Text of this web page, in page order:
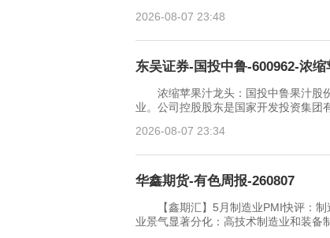
2026-08-07 23:48
东吴证券-国投中鲁-600962-浓
浓缩苹果汁龙头：国投中鲁果汁股份
业。公司控股股东是国家开发投资集团
2026-08-07 23:34
华鑫期货-有色周报-260807
【鑫期汇】5月制造业PMI快评：制
业景气显著分化：高技术制造业和装备